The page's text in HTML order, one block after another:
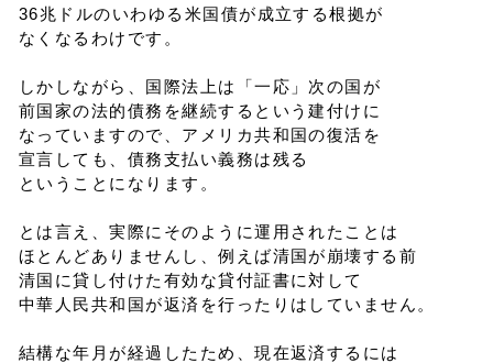
36兆ドルのいわゆる米国債が成立する根拠が
なくなるわけです。
しかしながら、国際法上は「一応」次の国が
前国家の法的債務を継続するという建付けに
なっていますので、アメリカ共和国の復活を
宣言しても、債務支払い義務は残る
ということになります。
とは言え、実際にそのように運用されたことは
ほとんどありませんし、例えば清国が崩壊する前
清国に貸し付けた有効な貸付証書に対して
中華人民共和国が返済を行ったりはしていません。
結構な年月が経過したため、現在返済するには